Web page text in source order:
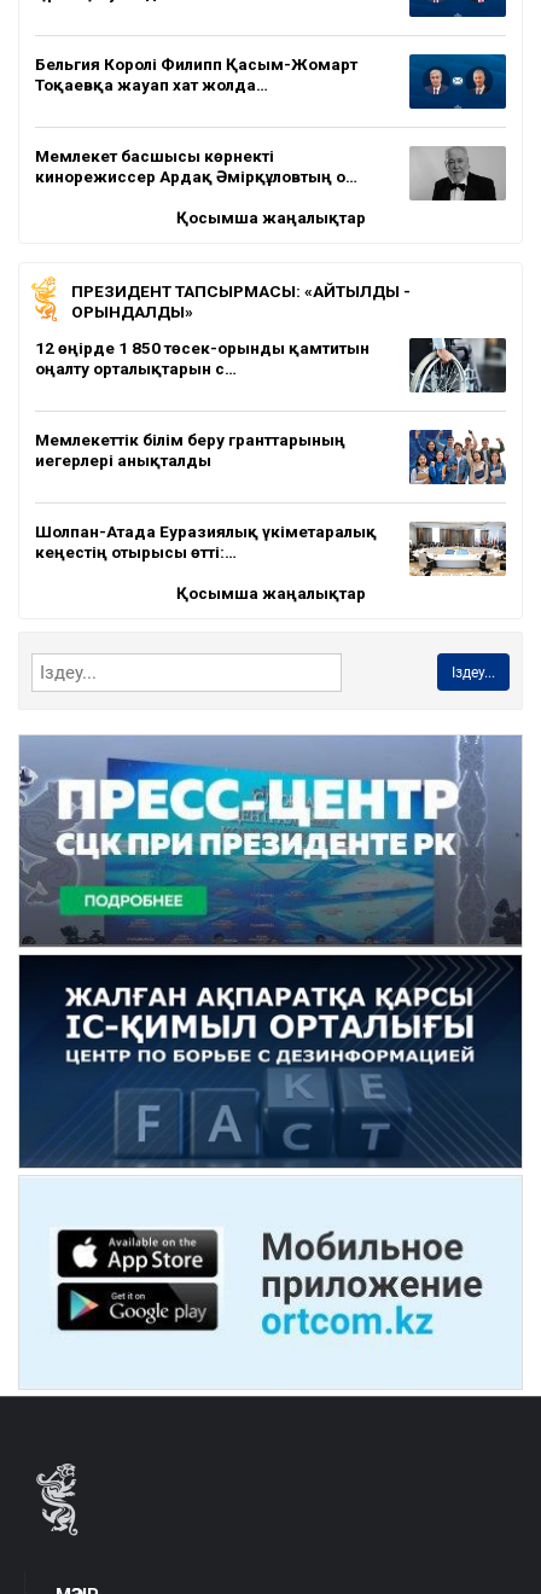
Бельгия Королі Филипп Қасым-Жомарт
Тоқаевқа жауап хат жолда…
Мемлекет басшысы көрнекті
кинорежиссер Ардақ Әмірқұловтың о…
Қосымша жаңалықтар
ПРЕЗИДЕНТ ТАПСЫРМАСЫ: «АЙТЫЛДЫ -
ОРЫНДАЛДЫ»
12 өңірде 1 850 төсек-орынды қамтитын
оңалту орталықтарын с…
Мемлекеттік білім беру гранттарының
иегерлері анықталды
Шолпан-Атада Еуразиялық үкіметаралық
кеңестің отырысы өтті:…
Қосымша жаңалықтар
Іздеу...